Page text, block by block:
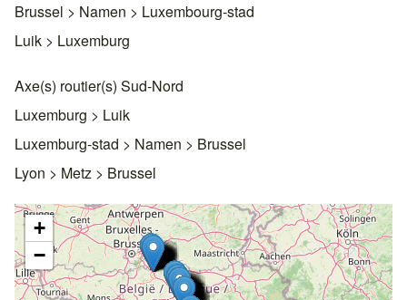
Brussel > Namen > Luxembourg-stad
Luik > Luxemburg
Axe(s) routier(s) Sud-Nord
Luxemburg > Luik
Luxemburg-stad > Namen > Brussel
Lyon > Metz > Brussel
+
−